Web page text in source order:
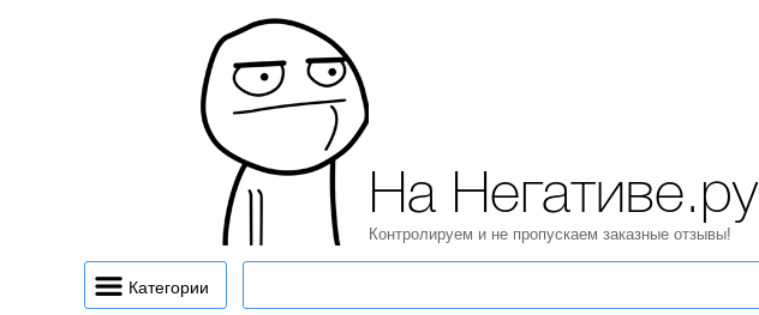
На Негативе.ру
Контролируем и не пропускаем заказные отзывы!
Категории